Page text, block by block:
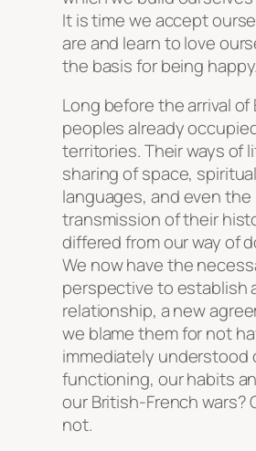
It is time we accept
are and learn to love
the basis for being happy.
Long before the arrival of
peoples already
territories. Their ways of
sharing of space,
languages, and even the
transmission of their
differed from our way of
We now have the
perspective to establish
relationship, a new
we blame them for not
immediately understood
functioning, our habits
our British-French wars?
not.